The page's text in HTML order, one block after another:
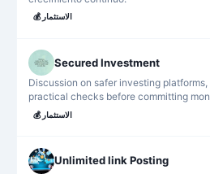
💰 الاستثمار
Secured Investment
Discussion on safer investing
practical checks before committing
💰 الاستثمار
Unlimited link Posting